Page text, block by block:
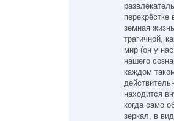
земная
трагичной,
мир (он у
нашего
каждом
находится
когда само
зеркал, в